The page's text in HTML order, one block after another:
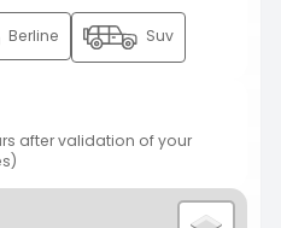
Berline Suv
after validation of your